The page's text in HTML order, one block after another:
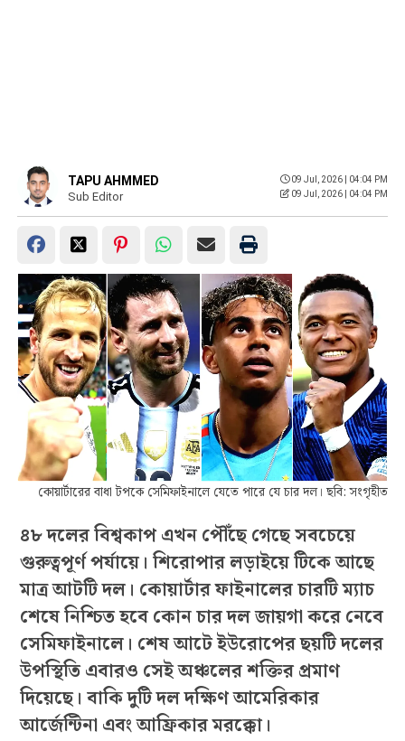
TAPU AHMMED
Sub Editor
09 Jul, 2026 | 04:04 PM
09 Jul, 2026 | 04:04 PM
কোয়ার্টারের বাধা টপকে সেমিফাইনালে যেতে পারে যে চার দল। ছবি: সংগৃহীত
৪৮ দলের বিশ্বকাপ এখন পৌঁছে গেছে সবচেয়ে
গুরুত্বপূর্ণ পর্যায়ে। শিরোপার লড়াইয়ে টিকে আছে
মাত্র আটটি দল। কোয়ার্টার ফাইনালের চারটি ম্যাচ
শেষে নিশ্চিত হবে কোন চার দল জায়গা করে নেবে
সেমিফাইনালে। শেষ আটে ইউরোপের ছয়টি দলের
উপস্থিতি এবারও সেই অঞ্চলের শক্তির প্রমাণ
দিয়েছে। বাকি দুটি দল দক্ষিণ আমেরিকার
আর্জেন্টিনা এবং আফ্রিকার মরক্কো।